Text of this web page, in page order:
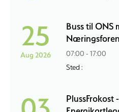
25
Aug 2026
Buss til ONS
07:00 - 17:00
Sted :